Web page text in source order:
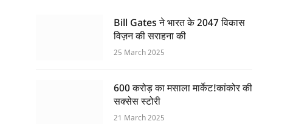
Bill Gates ने भारत के 2047 विकास
विज़न की सराहना की
25 March 2025
600 करोड़ का मसाला मार्केट!कांकोर की
सक्सेस स्टोरी
21 March 2025